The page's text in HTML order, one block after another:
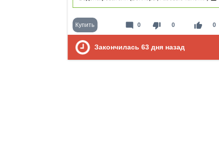
Купить thumb_down 0 thumb_up 0
mode_comment 0
Закончилась 63 дня назад